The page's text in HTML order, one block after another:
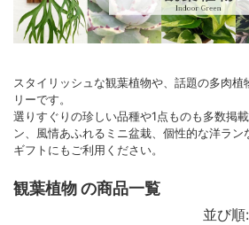
スタイリッシュな観葉植物や、話題の多肉
リーです。
選りすぐりの珍しい品種や1点ものも多数掲
ン、風情あふれるミニ盆栽、個性的な洋ラン
ギフトにもご利用ください。
観葉植物 の商品一覧
並び順: